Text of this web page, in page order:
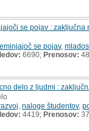
se pojav : zaključna
se pojav,
6690; Prenosov: 48
delo z ljudmi :
naloge študentov,
4419; Prenosov: 37